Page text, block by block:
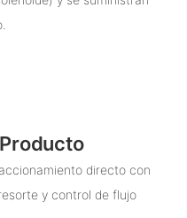
directo con
y control de flujo